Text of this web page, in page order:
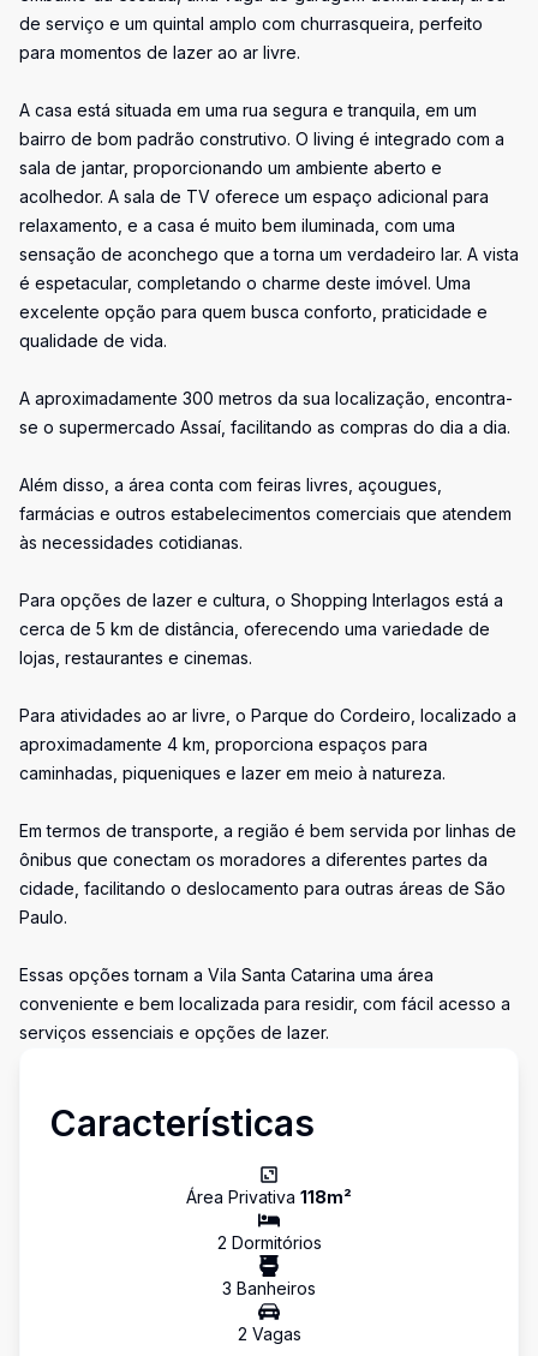
de serviço e um quintal amplo com churrasqueira, perfeito
para momentos de lazer ao ar livre.
A casa está situada em uma rua segura e tranquila, em um
bairro de bom padrão construtivo. O living é integrado com a
sala de jantar, proporcionando um ambiente aberto e
acolhedor. A sala de TV oferece um espaço adicional para
relaxamento, e a casa é muito bem iluminada, com uma
sensação de aconchego que a torna um verdadeiro lar. A vista
é espetacular, completando o charme deste imóvel. Uma
excelente opção para quem busca conforto, praticidade e
qualidade de vida.
A aproximadamente 300 metros da sua localização, encontra-
se o supermercado Assaí, facilitando as compras do dia a dia.
Além disso, a área conta com feiras livres, açougues,
farmácias e outros estabelecimentos comerciais que atendem
às necessidades cotidianas.
Para opções de lazer e cultura, o Shopping Interlagos está a
cerca de 5 km de distância, oferecendo uma variedade de
lojas, restaurantes e cinemas.
Para atividades ao ar livre, o Parque do Cordeiro, localizado a
aproximadamente 4 km, proporciona espaços para
caminhadas, piqueniques e lazer em meio à natureza.
Em termos de transporte, a região é bem servida por linhas de
ônibus que conectam os moradores a diferentes partes da
cidade, facilitando o deslocamento para outras áreas de São
Paulo.
Essas opções tornam a Vila Santa Catarina uma área
conveniente e bem localizada para residir, com fácil acesso a
serviços essenciais e opções de lazer.
Características
Área Privativa 118m²
2 Dormitórios
3 Banheiros
2 Vagas